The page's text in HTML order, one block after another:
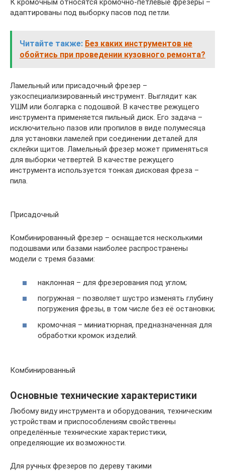
К кромочным относятся кромочно-петлевые фрезеры –
адаптированы под выборку пасов под петли.
Читайте также: Без каких инструментов не
обойтись при проведении кузовного ремонта?
Ламельный или присадочный фрезер –
узкоспециализированный инструмент. Выглядит как
УШМ или болгарка с подошвой. В качестве режущего
инструмента применяется пильный диск. Его задача –
исключительно пазов или пропилов в виде полумесяца
для установки ламелей при соединении деталей для
склейки щитов. Ламельный фрезер может применяться
для выборки четвертей. В качестве режущего
инструмента используется тонкая дисковая фреза –
пила.
Присадочный
Комбинированный фрезер – оснащается несколькими
подошвами или базами наиболее распространены
модели с тремя базами:
наклонная – для фрезерования под углом;
погружная – позволяет шустро изменять глубину
погружения фрезы, в том числе без её остановки;
кромочная – миниатюрная, предназначенная для
обработки кромок изделий.
Комбинированный
Основные технические характеристики
Любому виду инструмента и оборудования, техническим
устройствам и приспособлениям свойственны
определённые технические характеристики,
определяющие их возможности.
Для ручных фрезеров по дереву такими